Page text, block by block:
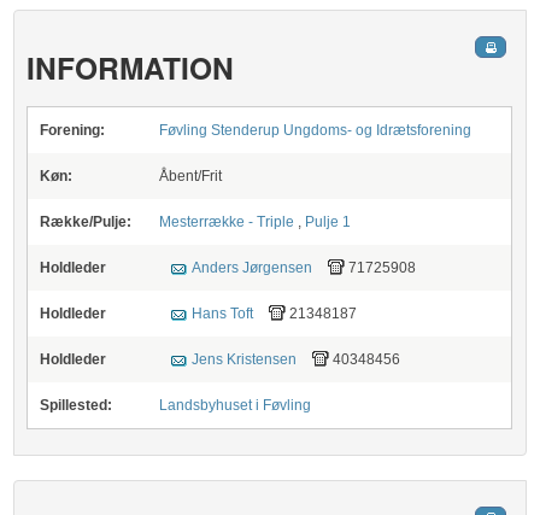
INFORMATION
Forening: Føvling Stenderup Ungdoms- og Idrætsforening
Køn: Åbent/Frit
Række/Pulje: Mesterrække - Triple , Pulje 1
Holdleder Anders Jørgensen 71725908
Holdleder Hans Toft 21348187
Holdleder Jens Kristensen 40348456
Spillested: Landsbyhuset i Føvling